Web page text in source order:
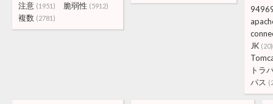
注意 (1951) 脆弱性 (5912)
複数 (2781)
JK (20)
トラ
パス